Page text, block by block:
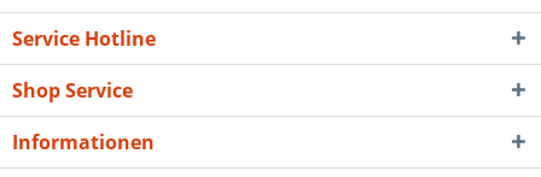
Service Hotline
Shop Service
Informationen